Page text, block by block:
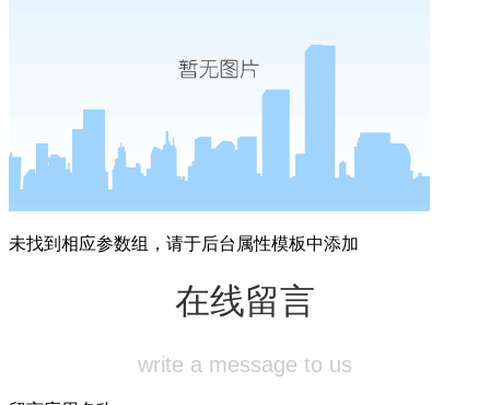
未找到相应参数组，请于后台属性模板中添加
在线留言
write a message to us